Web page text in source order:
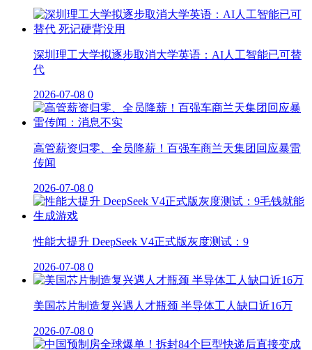
深圳理工大学拟逐步取消大学英语：AI人工智能已可替
代
2026-07-08 0
高管薪资归零、全员降薪！百强车商兰天集团回应暴雷
传闻
2026-07-08 0
性能大提升 DeepSeek V4正式版灰度测试：9
2026-07-08 0
美国芯片制造复兴遇人才瓶颈 半导体工人缺口近16万
2026-07-08 0